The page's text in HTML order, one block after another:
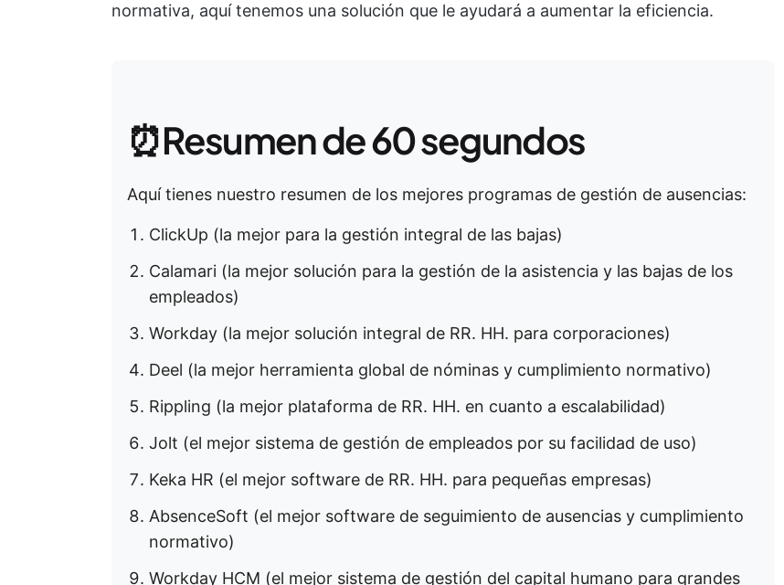
normativa, aquí tenemos una solución que le ayudará a aumentar la eficiencia.
⏰Resumen de 60 segundos
Aquí tienes nuestro resumen de los mejores programas de gestión de ausencias:
ClickUp (la mejor para la gestión integral de las bajas)
Calamari (la mejor solución para la gestión de la asistencia y las bajas de los
empleados)
Workday (la mejor solución integral de RR. HH. para corporaciones)
Deel (la mejor herramienta global de nóminas y cumplimiento normativo)
Rippling (la mejor plataforma de RR. HH. en cuanto a escalabilidad)
Jolt (el mejor sistema de gestión de empleados por su facilidad de uso)
Keka HR (el mejor software de RR. HH. para pequeñas empresas)
AbsenceSoft (el mejor software de seguimiento de ausencias y cumplimiento
normativo)
Workday HCM (el mejor sistema de gestión del capital humano para grandes